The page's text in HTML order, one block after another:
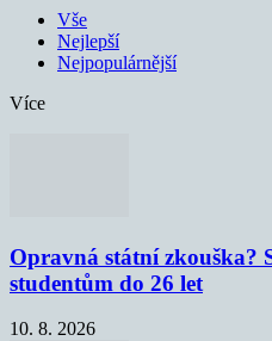
Vše
Nejlepší
Nejpopulárnější
Více
Opravná státní zkouška?
studentům do 26 let
10. 8. 2026